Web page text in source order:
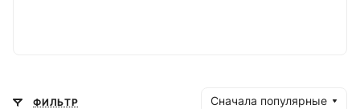
ФИЛЬТР Сначала популярные